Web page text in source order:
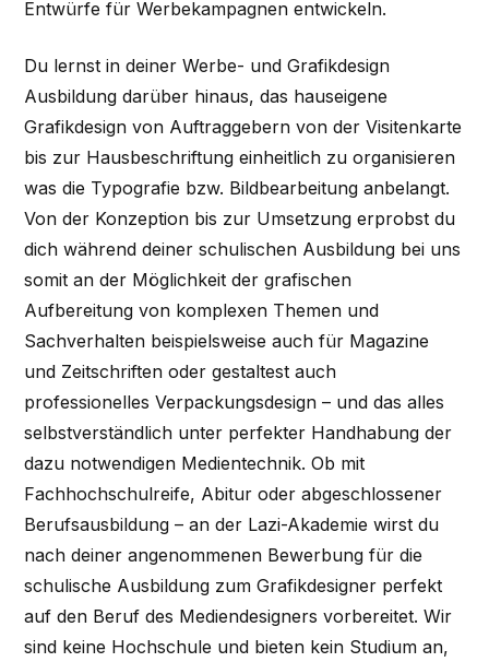
Entwürfe für Werbekampagnen entwickeln.
Du lernst in deiner Werbe- und Grafikdesign
Ausbildung darüber hinaus, das hauseigene
Grafikdesign von Auftraggebern von der Visitenkarte
bis zur Hausbeschriftung einheitlich zu organisieren
was die Typografie bzw. Bildbearbeitung anbelangt.
Von der Konzeption bis zur Umsetzung erprobst du
dich während deiner schulischen Ausbildung bei uns
somit an der Möglichkeit der grafischen
Aufbereitung von komplexen Themen und
Sachverhalten beispielsweise auch für Magazine
und Zeitschriften oder gestaltest auch
professionelles Verpackungsdesign – und das alles
selbstverständlich unter perfekter Handhabung der
dazu notwendigen Medientechnik. Ob mit
Fachhochschulreife, Abitur oder abgeschlossener
Berufsausbildung – an der Lazi-Akademie wirst du
nach deiner angenommenen Bewerbung für die
schulische Ausbildung zum Grafikdesigner perfekt
auf den Beruf des Mediendesigners vorbereitet. Wir
sind keine Hochschule und bieten kein Studium an,